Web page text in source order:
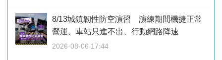
8/13城鎮韌性防空演習 演練期間機捷正常
營運、車站只進不出、行動網路降速
2026-08-06 17:44